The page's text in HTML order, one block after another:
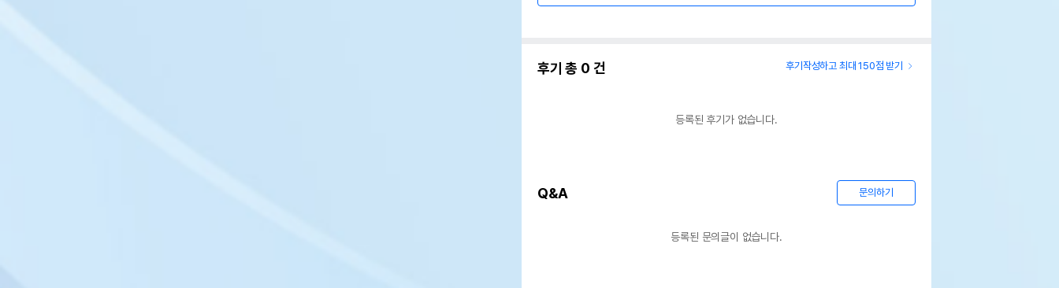
후기 총 0 건 후기작성하고 최대 150점 받기
등록된 후기가 없습니다.
Q&A 문의하기
등록된 문의글이 없습니다.